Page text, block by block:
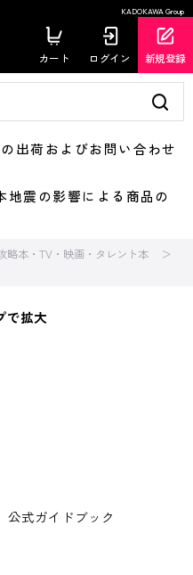
KADOKAWA Group
カート ログイン 新規登録
荷およびお問い合わせ
震の影響による商品の
略本・TV・映画・タレント本
で拡大